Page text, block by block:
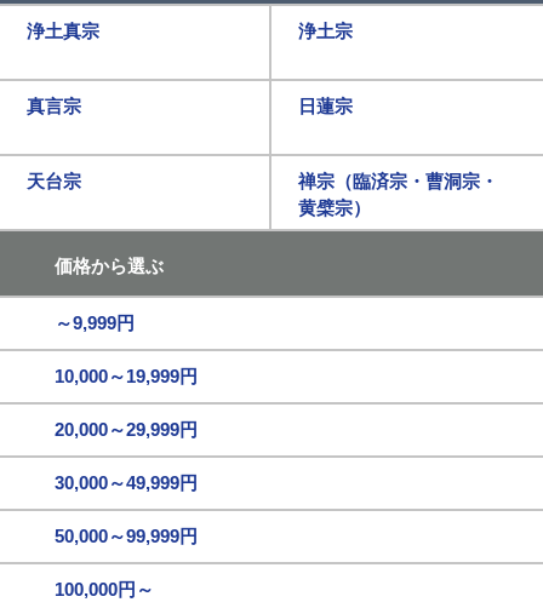
浄土真宗 浄土宗
真言宗 日蓮宗
天台宗
禅宗（臨済宗・曹洞宗・
黄檗宗）
価格から選ぶ
～9,999円
10,000～19,999円
20,000～29,999円
30,000～49,999円
50,000～99,999円
100,000円～